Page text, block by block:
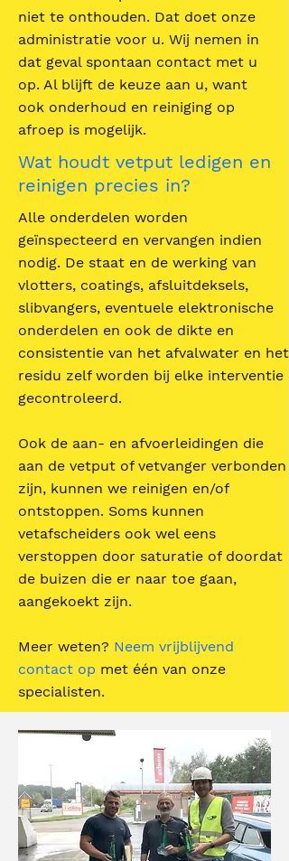
niet te onthouden. Dat doet onze
administratie voor u. Wij nemen in
dat geval spontaan contact met u
op. Al blijft de keuze aan u, want
ook onderhoud en reiniging op
afroep is mogelijk.
Wat houdt vetput ledigen en
reinigen precies in?
Alle onderdelen worden
geïnspecteerd en vervangen indien
nodig. De staat en de werking van
vlotters, coatings, afsluitdeksels,
slibvangers, eventuele elektronische
onderdelen en ook de dikte en
consistentie van het afvalwater en het
residu zelf worden bij elke interventie
gecontroleerd.
Ook de aan- en afvoerleidingen die
aan de vetput of vetvanger verbonden
zijn, kunnen we reinigen en/of
ontstoppen. Soms kunnen
vetafscheiders ook wel eens
verstoppen door saturatie of doordat
de buizen die er naar toe gaan,
aangekoekt zijn.
Meer weten? Neem vrijblijvend
contact op met één van onze
specialisten.